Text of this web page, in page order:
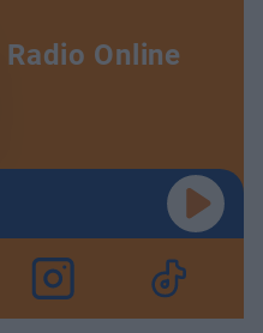
Radio Online